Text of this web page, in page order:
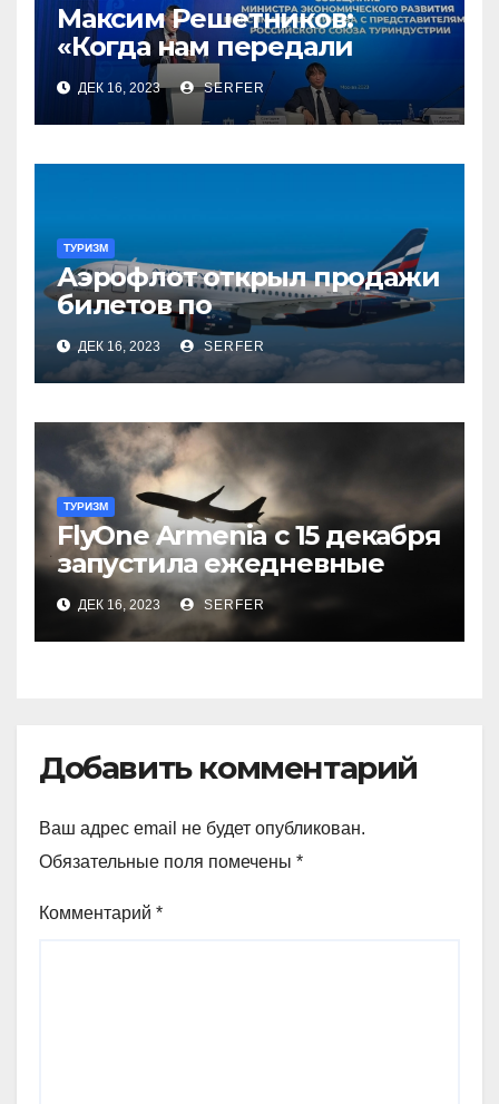
Максим Решетников:
«Когда нам передали
туризм, для нас это был
сюрприз, но он оказался
приятным»
ДЕК 16, 2023 SERFER
ТУРИЗМ
Аэрофлот открыл продажи
билетов по
субсидированным
тарифам
ДЕК 16, 2023 SERFER
ТУРИЗМ
FlyOne Armenia с 15 декабря
запустила ежедневные
рейсы в Шереметьево
ДЕК 16, 2023 SERFER
Добавить комментарий
Ваш адрес email не будет опубликован.
Обязательные поля помечены *
Комментарий *